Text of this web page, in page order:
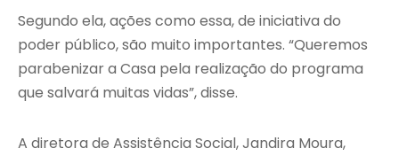
Segundo ela, ações como essa, de iniciativa do
poder público, são muito importantes. “Queremos
parabenizar a Casa pela realização do programa
que salvará muitas vidas”, disse.
A diretora de Assistência Social, Jandira Moura,